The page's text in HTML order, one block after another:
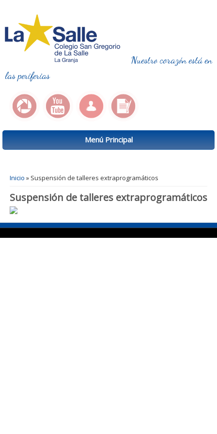
Nuestro corazón está en
las periferias
Menú Principal
Inicio » Suspensión de talleres extraprogramáticos
Suspensión de talleres extraprogramáticos